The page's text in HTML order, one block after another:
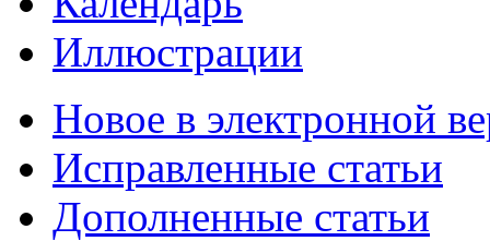
Иллюстрации
Новое в электронной
Исправленные статьи
Дополненные статьи